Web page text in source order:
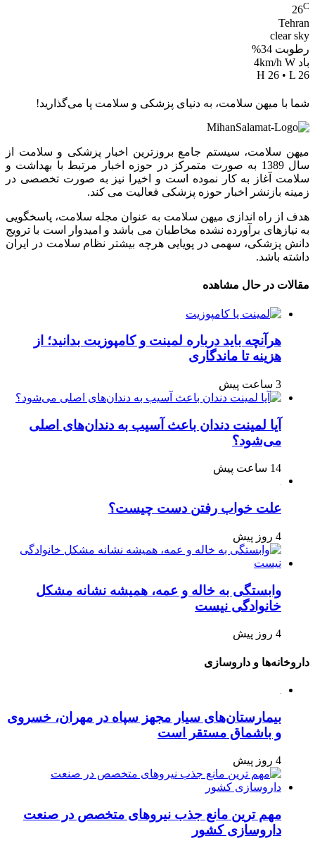
26C
Tehran
clear sky
رطوبت 34%
باد 4km/h W
H 26 • L 26
شما با میهن سلامت، به دنیای پزشکی و سلامت پا می‌گذارید!
میهن سلامت، سیستم جامع بروزترین اخبار پزشکی و سلامت از
سال 1389 به صورت متمرکز در حوزه اخبار مرتبط با بهداشت و
سلامت آغاز به کار نموده است و اخیرا نیز به صورت تخصصی در
زمینه بازنشر اخبار حوزه پزشکی فعالیت می کند.
هدف از راه اندازی میهن سلامت به عنوان مجله سلامت، پاسخگویی
به نیازهای برآورده نشده مخاطبان می باشد و امیدوار است با ترویج
دانش پزشکی، سهمی در پویایی هرچه بیشتر نظام سلامت در ایران
داشته باشد.
مقالات در حال مشاهده
هرآنچه باید درباره لمینت و کامپوزیت بدانید؛ از
هزینه تا ماندگاری
3 ساعت پیش
آیا لمینت دندان باعث آسیب به دندان‌های اصلی
می‌شود؟
14 ساعت پیش
علت خواب رفتن دست چیست؟
4 روز پیش
وابستگی به خاله و عمه، همیشه نشانه مشکل
خانوادگی نیست
4 روز پیش
داروخانه‌ها و داروسازی
بیمارستان‌های سیار مجهز سپاه در مهران، خسروی
و باشماق مستقر است
4 روز پیش
مهم ترین مانع جذب نیروهای متخصص در صنعت
داروسازی کشور